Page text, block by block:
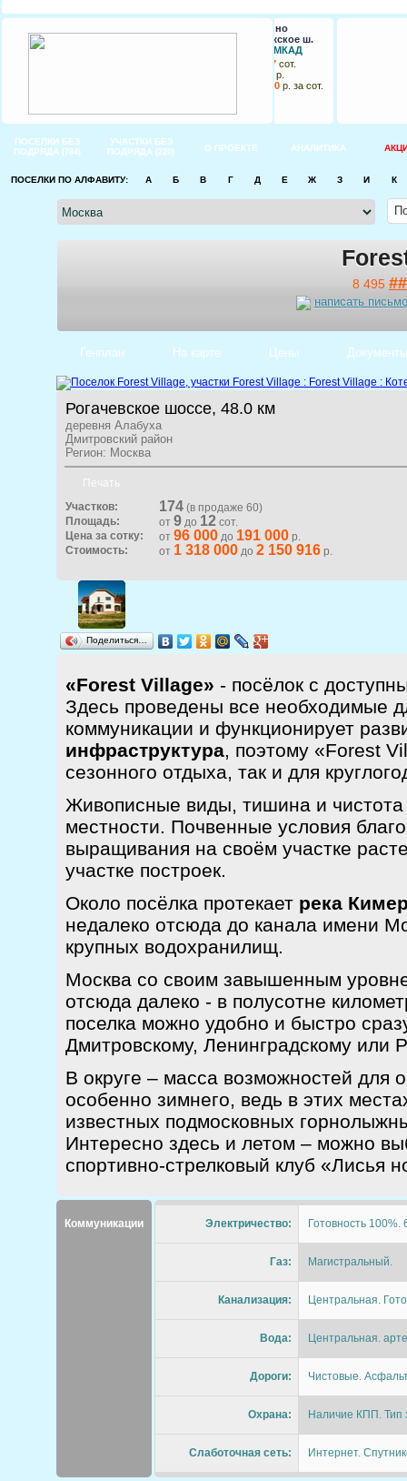
Новорижское ш.
73 км от МКАД
сот.
р. за сот.
ПОСЕЛКИ БЕЗ
ПОДРЯДА (784)
УЧАСТКИ БЕЗ
ПОДРЯДА (220) О ПРОЕКТЕ АНАЛИТИКА
ПОСЕЛКИ ПО АЛФАВИТУ: А Б В Г Д Е Ж З И К
8 495
написать письмо
Генплан На карте Цены Документы
Рогачевское шоссе, 48.0 км
деревня Алабуха
Дмитровский район
Регион: Москва
Печать
Участков:
174 (в продаже 60)
Площадь:
от 9 до 12 сот.
Цена за сотку:
от 96 000 до 191 000 р.
Стоимость:
от 1 318 000 до 2 150 916 р.
Поделиться…
«Forest Village» - посёлок с
Здесь проведены все необходимые
коммуникации и функционирует
инфраструктура, поэтому «Forest
сезонного отдыха, так и для
Живописные виды, тишина и
местности. Почвенные условия
выращивания на своём участке
участке построек.
Около посёлка протекает река
недалеко отсюда до канала имени
крупных водохранилищ.
Москва со своим завышенным
отсюда далеко - в полусотне
поселка можно удобно и быстро
Дмитровскому, Ленинградскому или
В округе – масса возможностей для
особенно зимнего, ведь в этих
известных подмосковных
Интересно здесь и летом – можно
спортивно-стрелковый клуб «Лисья
Коммуникации Электричество: Готовность 100%.
Газ: Магистральный.
Канализация: Центральная.
Вода: Центральная.
Дороги: Чистовые.
Охрана: Наличие КПП. Тип
Слаботочная сеть: Интернет.